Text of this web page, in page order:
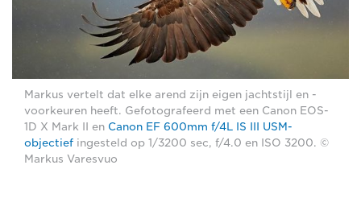
Markus vertelt dat elke arend zijn eigen jachtstijl en -
voorkeuren heeft. Gefotografeerd met een Canon EOS-
1D X Mark II en Canon EF 600mm f/4L IS III USM-
objectief ingesteld op 1/3200 sec, f/4.0 en ISO 3200. ©
Markus Varesvuo